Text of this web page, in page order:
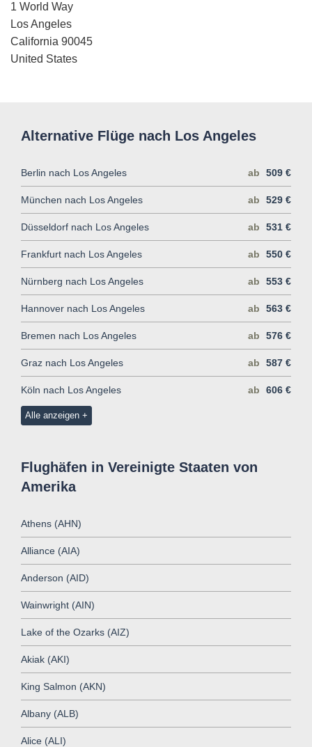
1 World Way
Los Angeles
California 90045
United States
Alternative Flüge nach Los Angeles
Berlin nach Los Angeles ab 509 €
München nach Los Angeles ab 529 €
Düsseldorf nach Los Angeles ab 531 €
Frankfurt nach Los Angeles ab 550 €
Nürnberg nach Los Angeles ab 553 €
Hannover nach Los Angeles ab 563 €
Bremen nach Los Angeles ab 576 €
Graz nach Los Angeles ab 587 €
Köln nach Los Angeles ab 606 €
Alle anzeigen
Flughäfen in Vereinigte Staaten von
Amerika
Athens (AHN)
Alliance (AIA)
Anderson (AID)
Wainwright (AIN)
Lake of the Ozarks (AIZ)
Akiak (AKI)
King Salmon (AKN)
Albany (ALB)
Alice (ALI)